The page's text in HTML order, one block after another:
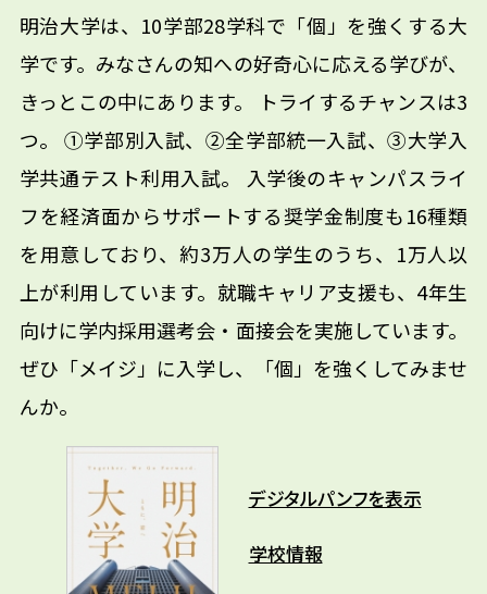
明治大学は、10学部28学科で「個」を強くする大
学です。みなさんの知への好奇心に応える学びが、
きっとこの中にあります。 トライするチャンスは3
つ。 ①学部別入試、②全学部統一入試、③大学入
学共通テスト利用入試。 入学後のキャンパスライ
フを経済面からサポートする奨学金制度も16種類
を用意しており、約3万人の学生のうち、1万人以
上が利用しています。就職キャリア支援も、4年生
向けに学内採用選考会・面接会を実施しています。
ぜひ「メイジ」に入学し、「個」を強くしてみませ
んか。
デジタルパンフを表示
学校情報